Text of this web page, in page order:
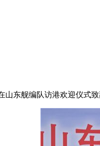
山东舰编队访港欢迎仪式